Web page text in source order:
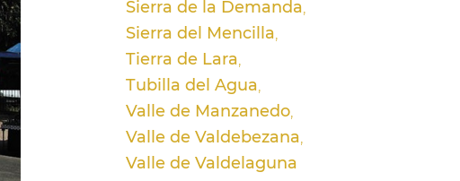
Sierra de la Demanda
Sierra del Mencilla
Tierra de Lara
Tubilla del Agua
Valle de Manzanedo
Valle de Valdebezana
Valle de Valdelaguna